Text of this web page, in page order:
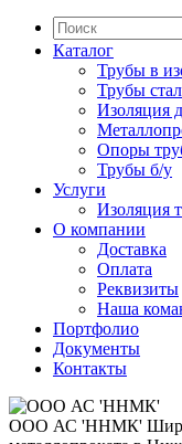
Поиск:
Каталог
Трубы в
Трубы
Изоляция
Опоры
Трубы б/у
Услуги
Изоляция
О компании
Доставка
Оплата
Реквизиты
Наша
Портфолио
Документы
Контакты
ООО АС 'ННМК'